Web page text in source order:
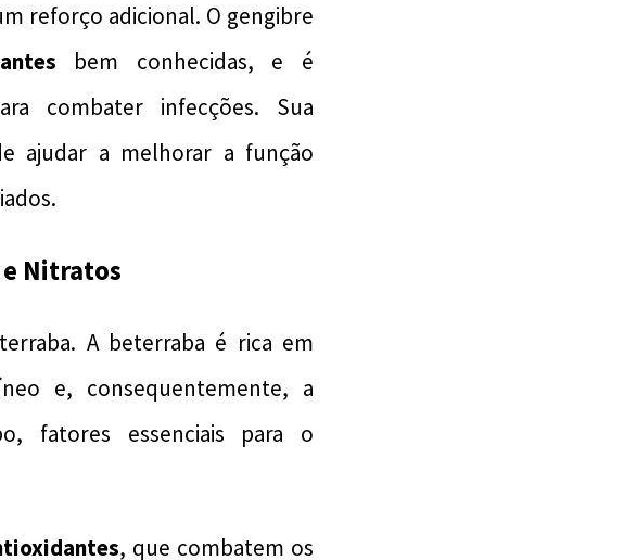
reforço adicional. O gengibre
bem conhecidas, e é
combater infecções. Sua
ajudar a melhorar a função
Nitratos
A beterraba é rica em
e, consequentemente, a
fatores essenciais para o
, que combatem os